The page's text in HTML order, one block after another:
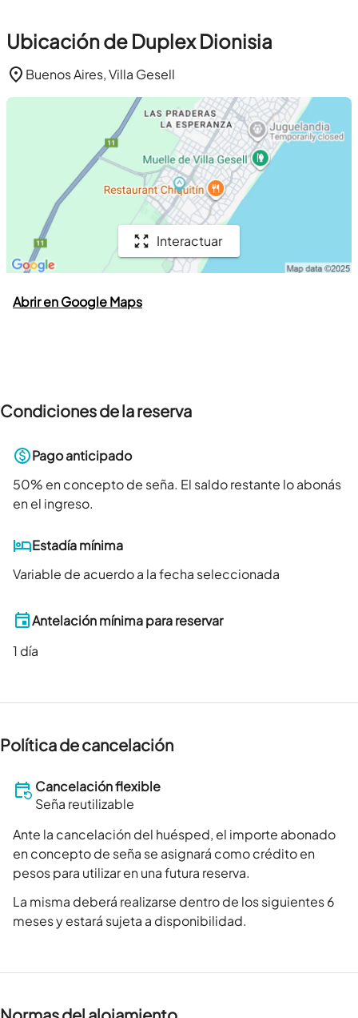
Ubicación de Duplex Dionisia
Buenos Aires, Villa Gesell
Interactuar
Abrir en Google Maps
Condiciones de la reserva
Pago anticipado
50% en concepto de seña. El saldo restante lo abonás
en el ingreso.
Estadía mínima
Variable de acuerdo a la fecha seleccionada
Antelación mínima para reservar
1 día
Política de cancelación
Cancelación flexible
Seña reutilizable
Ante la cancelación del huésped, el importe abonado
en concepto de seña se asignará como crédito en
pesos para utilizar en una futura reserva.
La misma deberá realizarse dentro de los siguientes 6
meses y estará sujeta a disponibilidad.